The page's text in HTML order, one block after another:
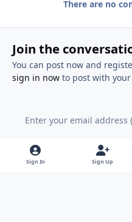
There are no
Join the
You can post now and
sign in nowto post with your
Add a comment...
Sign In Sign Up